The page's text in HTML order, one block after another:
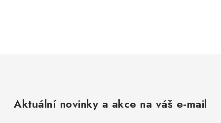
Aktuální novinky a akce na váš e-mail